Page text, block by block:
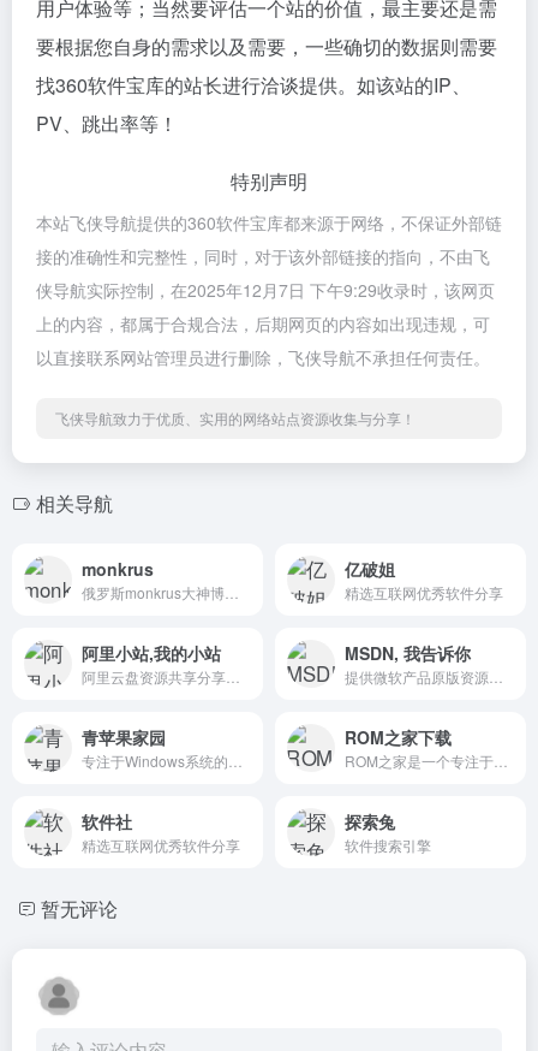
用户体验等；当然要评估一个站的价值，最主要还是需
要根据您自身的需求以及需要，一些确切的数据则需要
找360软件宝库的站长进行洽谈提供。如该站的IP、
PV、跳出率等！
特别声明
本站飞侠导航提供的360软件宝库都来源于网络，不保证外部链
接的准确性和完整性，同时，对于该外部链接的指向，不由飞
侠导航实际控制，在2025年12月7日 下午9:29收录时，该网页
上的内容，都属于合规合法，后期网页的内容如出现违规，可
以直接联系网站管理员进行删除，飞侠导航不承担任何责任。
飞侠导航致力于优质、实用的网络站点资源收集与分享！
相关导航
monkrus 亿破姐
精选互联网优秀软件分享
阿里小站,我的小站 MSDN, 我告诉你
青苹果家园 ROM之家下载
软件社
精选互联网优秀软件分享
探索兔
软件搜索引擎
暂无评论